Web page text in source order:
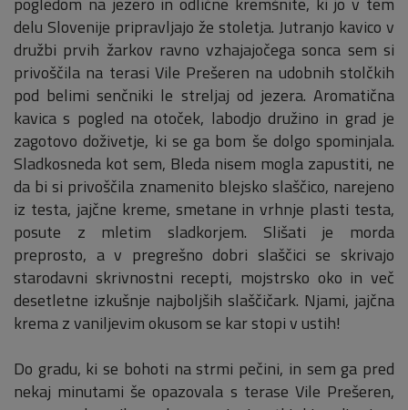
delu Slovenije pripravljajo že stoletja. Jutranjo kavico v
družbi prvih žarkov ravno vzhajajočega sonca sem si
privoščila na terasi Vile Prešeren na udobnih stolčkih
pod belimi senčniki le streljaj od jezera. Aromatična
kavica s pogled na otoček, labodjo družino in grad je
zagotovo doživetje, ki se ga bom še dolgo spominjala.
Sladkosneda kot sem, Bleda nisem mogla zapustiti, ne
da bi si privoščila znamenito blejsko slaščico, narejeno
iz testa, jajčne kreme, smetane in vrhnje plasti testa,
posute z mletim sladkorjem. Slišati je morda
preprosto, a v pregrešno dobri slaščici se skrivajo
starodavni skrivnostni recepti, mojstrsko oko in več
desetletne izkušnje najboljših slaščičark. Njami, jajčna
krema z vaniljevim okusom se kar stopi v ustih!
Do gradu, ki se bohoti na strmi pečini, in sem ga pred
nekaj minutami še opazovala s terase Vile Prešeren,